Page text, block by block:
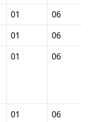
01
06
01
06
01 06
01
06